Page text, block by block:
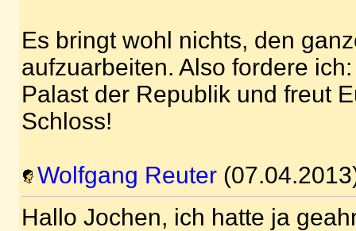
Es bringt wohl nichts, den
aufzuarbeiten. Also fordere
Palast der Republik und freut
Schloss!
Wolfgang Reuter
Hallo Jochen, ich hatte ja